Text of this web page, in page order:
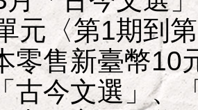
元〈第1期到
零售新臺幣10
古今文選」、